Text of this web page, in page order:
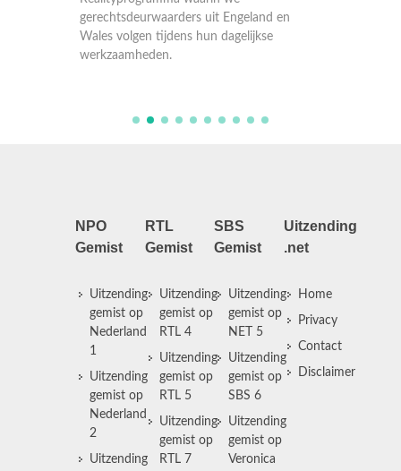
gerechtsdeurwaarders uit Engeland en
Wales volgen tijdens hun dagelijkse
werkzaamheden.
NPO
Gemist
Uitzending
gemist op
Nederland
1
Uitzending
gemist op
Nederland
2
Uitzending
RTL
Gemist
Uitzending
gemist op
RTL 4
Uitzending
gemist op
RTL 5
Uitzending
gemist op
RTL 7
SBS
Gemist
Uitzending
gemist op
NET 5
Uitzending
gemist op
SBS 6
Uitzending
gemist op
Veronica
Uitzending
.net
Home
Privacy
Contact
Disclaimer